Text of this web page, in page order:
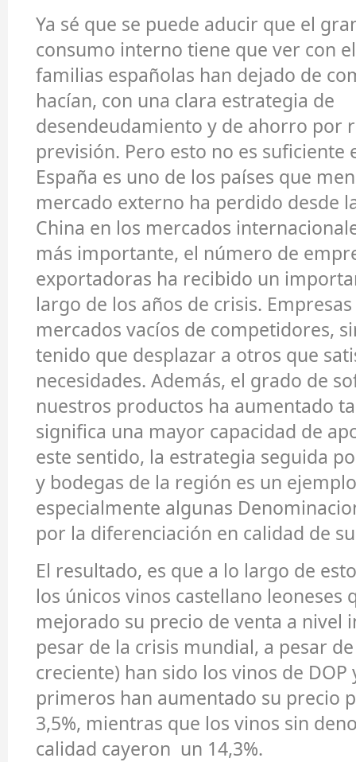
Ya sé que se puede aducir que el
consumo interno tiene que ver con
familias españolas han dejado de
hacían, con una clara estrategia de
desendeudamiento y de ahorro por
previsión. Pero esto no es suficiente
España es uno de los países que
mercado externo ha perdido desde
China en los mercados
más importante, el número de
exportadoras ha recibido un
largo de los años de crisis.
mercados vacíos de competidores,
tenido que desplazar a otros que
necesidades. Además, el grado de
nuestros productos ha aumentado
significa una mayor capacidad de
este sentido, la estrategia seguida
y bodegas de la región es un
especialmente algunas
por la diferenciación en calidad de
El resultado, es que a lo largo de
los únicos vinos castellano leoneses
mejorado su precio de venta a nivel
pesar de la crisis mundial, a pesar
creciente) han sido los vinos de DOP
primeros han aumentado su precio
3,5%, mientras que los vinos sin
calidad cayeron un 14,3%.